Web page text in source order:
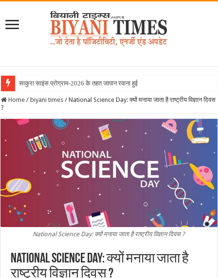
साकुरा साइंस प्रोग्राम-2026 के तहत जापान रवाना हुई बियानी ग्रुप ऑफ कॉ
Home / biyani times / National Science Day: क्यों मनाया जाता है राष्ट्रीय विज्ञान दिवस
?
National Science Day: क्यों मनाया जाता है राष्ट्रीय विज्ञान दिवस ?
National Science Day: क्यों मनाया जाता है
राष्ट्रीय विज्ञान दिवस ?